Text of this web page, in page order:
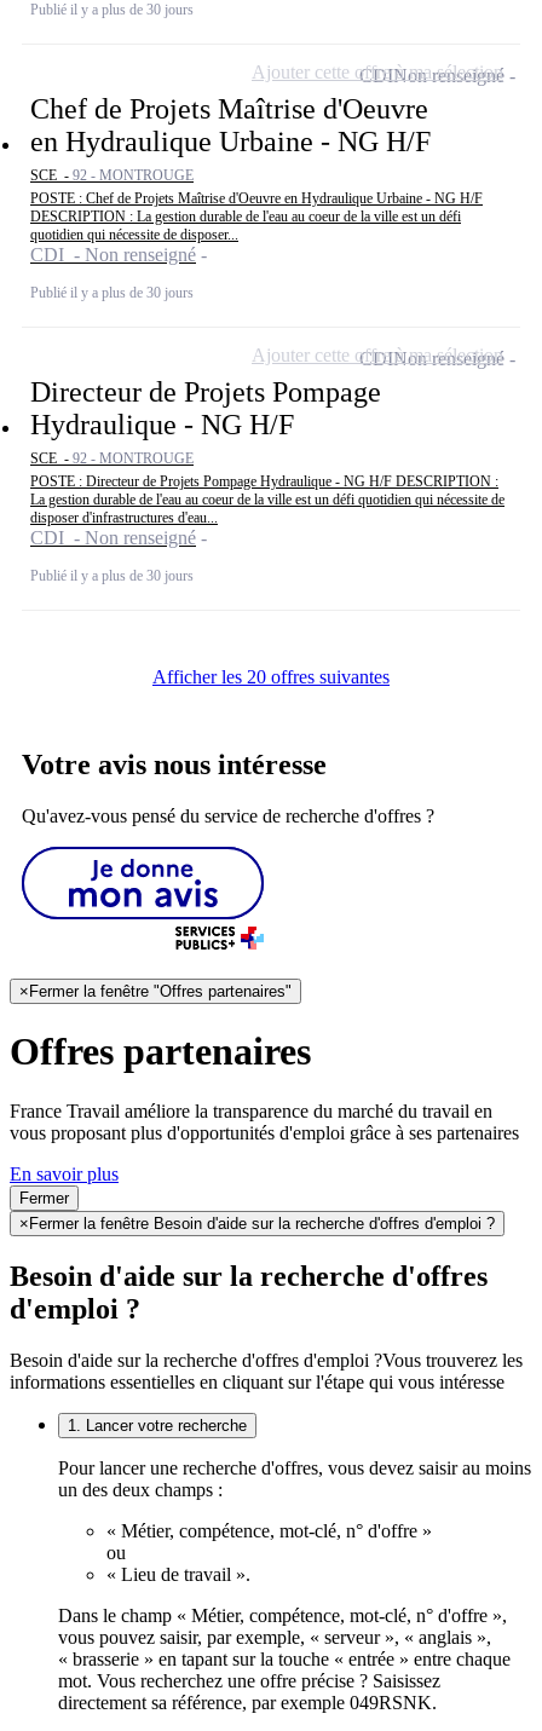
Publié il y a plus de 30 jours
Chef de Projets Maîtrise d'Oeuvre
en Hydraulique Urbaine - NG H/F
SCE - 92 - MONTROUGE
POSTE : Chef de Projets Maîtrise d'Oeuvre en Hydraulique Urbaine - NG H/F
DESCRIPTION : La gestion durable de l'eau au coeur de la ville est un défi
quotidien qui nécessite de disposer...
CDI - Non renseigné
Publié il y a plus de 30 jours
CDINon renseigné
Ajouter cette offre à ma sélection
Directeur de Projets Pompage
Hydraulique - NG H/F
SCE - 92 - MONTROUGE
POSTE : Directeur de Projets Pompage Hydraulique - NG H/F DESCRIPTION :
La gestion durable de l'eau au coeur de la ville est un défi quotidien qui nécessite de
disposer d'infrastructures d'eau...
CDI - Non renseigné
Publié il y a plus de 30 jours
CDINon renseigné
Ajouter cette offre à ma sélection
Afficher les 20 offres suivantes
Votre avis nous intéresse
Qu'avez-vous pensé du service de recherche d'offres ?
× Fermer la fenêtre "Offres partenaires"
Offres partenaires
France Travail améliore la transparence du marché du travail en
vous proposant plus d'opportunités d'emploi grâce à ses partenaires
En savoir plus
Fermer
× Fermer la fenêtre Besoin d'aide sur la recherche d'offres d'emploi ?
Besoin d'aide sur la recherche d'offres
d'emploi ?
Besoin d'aide sur la recherche d'offres d'emploi ?Vous trouverez les
informations essentielles en cliquant sur l'étape qui vous intéresse
1. Lancer votre recherche
Pour lancer une recherche d'offres, vous devez saisir au moins
un des deux champs :
« Métier, compétence, mot-clé, n° d'offre »
ou
« Lieu de travail ».
Dans le champ « Métier, compétence, mot-clé, n° d'offre »,
vous pouvez saisir, par exemple, « serveur », « anglais »,
« brasserie » en tapant sur la touche « entrée » entre chaque
mot. Vous recherchez une offre précise ? Saisissez
directement sa référence, par exemple 049RSNK.